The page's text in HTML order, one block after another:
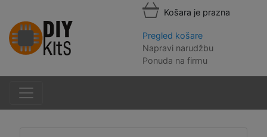
Košara je prazna
Pregled košare
Napravi narudžbu
Ponuda na firmu